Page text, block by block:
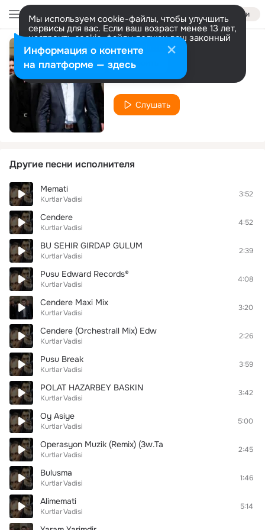
Войти
Мы используем cookie-файлы, чтобы улучшить
сервисы для вас. Если ваш возраст менее 13 лет,
настроить cookie-файлы должен ваш законный
представитель. Больше информации
Разрешить все Настроить
kurtlar vadisi
Kurtlar Vadisi
Слушать
Другие песни исполнителя
Memati
Kurtlar Vadisi
3:52
Cendere
Kurtlar Vadisi
4:52
BU SEHIR GIRDAP GULUM
Kurtlar Vadisi
2:39
Pusu Edward Records®
Kurtlar Vadisi
4:08
Cendere Maxi Mix
Kurtlar Vadisi
3:20
Cendere (Orchestrall Mix) Edw
Kurtlar Vadisi
2:26
Pusu Break
Kurtlar Vadisi
3:59
POLAT HAZARBEY BASKIN
Kurtlar Vadisi
3:42
Oy Asiye
Kurtlar Vadisi
5:00
Operasyon Muzik (Remix) (3w.Ta
Kurtlar Vadisi
2:45
Bulusma
Kurtlar Vadisi
1:46
Alimemati
Kurtlar Vadisi
5:14
Информация о контенте
на платформе — здесь